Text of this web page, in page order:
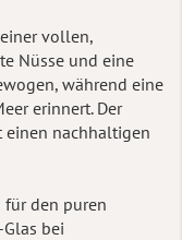
vollen,
Nüsse und eine
während eine
erinnert. Der
nachhaltigen
für den puren
bei